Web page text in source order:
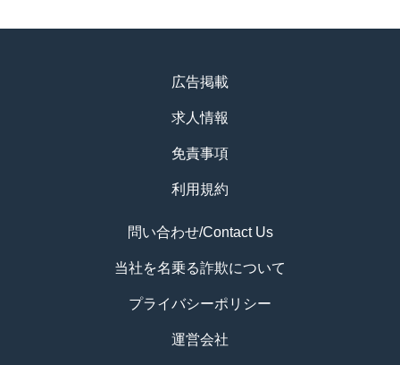
広告掲載
求人情報
免責事項
利用規約
問い合わせ/Contact Us
当社を名乗る詐欺について
プライバシーポリシー
運営会社